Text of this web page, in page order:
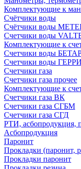
Комплектующие к
Счётчики воды
Счётчики воды
Счетчики воды
Комплектующие к
Счетчики воды
Счетчики воды
Счетчики газа
Счетчики газа прочее
Комплектующие к
Счетчики газа ВК
Счетчики газа СГБМ
Счетчики газа СГД
РТИ, асбопродукция,
Асбопродукция
Паронит
Прокладки (паронит,
Прокладки паронит